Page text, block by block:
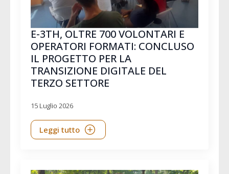
E-3TH, OLTRE 700 VOLONTARI E
OPERATORI FORMATI: CONCLUSO
IL PROGETTO PER LA
TRANSIZIONE DIGITALE DEL
TERZO SETTORE
15 Luglio 2026
Leggi tutto